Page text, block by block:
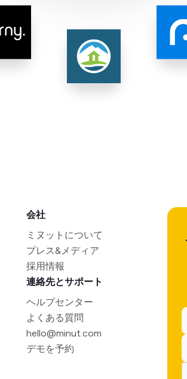
会社
ミヌットについて
プレス&メディア
採用情報
連絡先とサポート
ヘルプセンター
よくある質問
hello@minut.com
デモを予約